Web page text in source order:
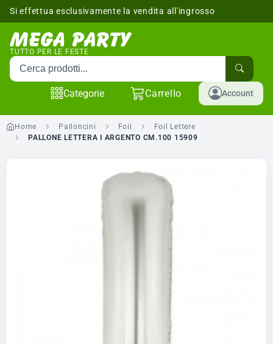
Si effettua esclusivamente la vendita all'ingrosso
TUTTO PER LE FESTE
Cerca prodotti
Categorie Carrello Account
Home Palloncini Foil
Foil Lettere
PALLONE LETTERA I ARGENTO CM.100 15909